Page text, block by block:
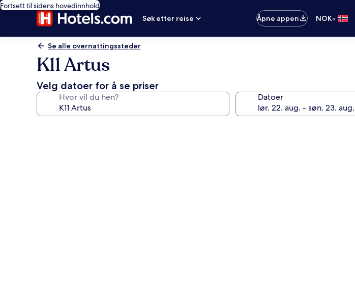
Fortsett til sidens hovedinnhold
Søk etter reise
Åpne appen NOK•
Se alle overnattingssteder
K11 Artus
Velg datoer for å se priser
Hvor vil du hen? Datoer